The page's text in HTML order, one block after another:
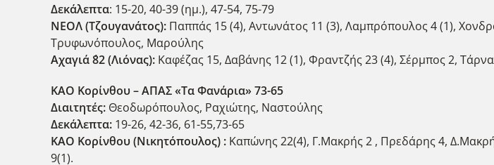
Δεκάλεπτα: 15-20, 40-39 (ημ.), 47-54, 75-79
ΝΕΟΛ (Τζουγανάτος): Παππάς 15 (4), Αντωνάτος 11 (3), Λαμπρόπουλος 4 (1),
Τρυφωνόπουλος, Μαρούλης
Αχαγιά ΄82(Λιόνας): Καφέζας 15, Δαβάνης 12 (1), Φραντζής 23 (4), Σέρμπος 2,
ΚΑΟ Κορίνθου – ΑΠΑΣ «Τα Φανάρια» 73-65
Διαιτητές: Θεοδωρόπουλος, Ραχιώτης, Ναστούλης
Δεκάλεπτα: 19-26, 42-36, 61-55,73-65
ΚΑΟ Κορίνθου (Νικητόπουλος) : Καπώνης 22(4), Γ.Μακρής 2 , Πρεδάρης 4,
9(1).